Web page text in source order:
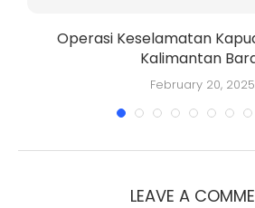
Operasi Keselamatan
Kalimantan
February 20, 2025
LEAVE A